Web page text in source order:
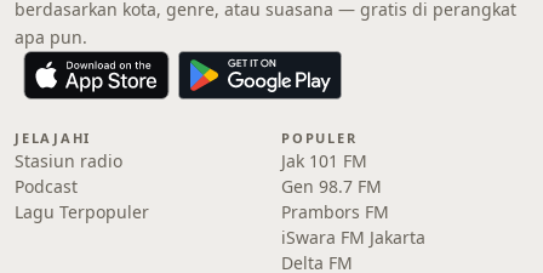
berdasarkan kota, genre, atau suasana — gratis di perangkat
apa pun.
JELAJAHI
Stasiun radio
Podcast
Lagu Terpopuler
POPULER
Jak 101 FM
Gen 98.7 FM
Prambors FM
iSwara FM Jakarta
Delta FM